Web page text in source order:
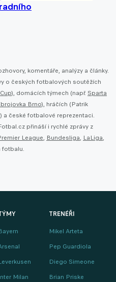
radního
komentáře, analýzy a články.
o českých fotbalových soutěžích
), domácích týmech (např. Sparta
Brno), hráčích (Patrik
a české fotbalové reprezentaci.
přináší i rychlé zprávy z
League, Bundesliga, LaLiga,
fotbalu.
Milan
TRENÉŘI
Mikel Arteta
Pep Guardiola
Diego Simeone
Brian Priske